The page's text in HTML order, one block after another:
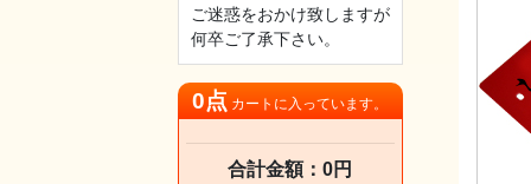
ご迷惑をおかけ致しますが
何卒ご了承下さい。
0点 カートに入っています。
合計金額：0円